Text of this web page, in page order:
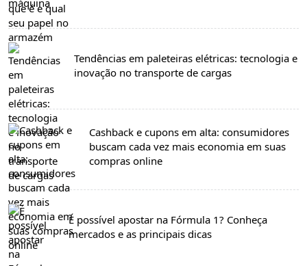
Tendências em paleteiras elétricas: tecnologia e
inovação no transporte de cargas
Cashback e cupons em alta: consumidores
buscam cada vez mais economia em suas
compras online
É possível apostar na Fórmula 1? Conheça
mercados e as principais dicas